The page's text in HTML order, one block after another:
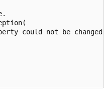
could not be